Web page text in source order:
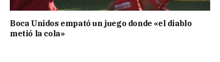
Boca Unidos empató un juego donde «el diablo
metió la cola»